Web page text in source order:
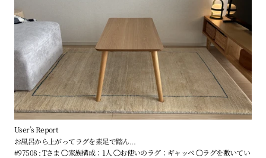
User’s Report
お風呂から上がってラグを素足で踏ん...
#97508 : Tさま ◯家族構成：1人 ◯お使いのラグ：ギャッベ ◯ラグを敷いてい